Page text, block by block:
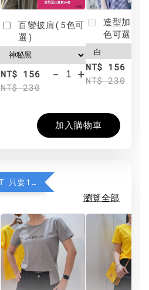
百變披肩(5色可
選)
NT$ 156
NT$ 230
- +
造型加分
色可選)
NT$ 156
NT$ 230
加入購物車
加購 MIT防曬透氣棉T 只要190元
瀏覽全部